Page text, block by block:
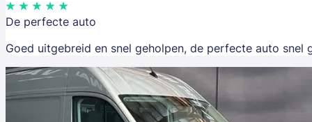
De perfecte auto
Goed uitgebreid en snel geholpen, de perfecte auto snel